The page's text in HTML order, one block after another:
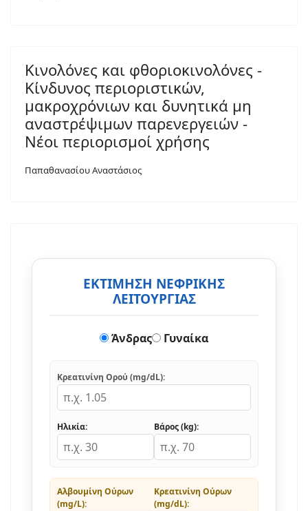
Κινολόνες και φθοριοκινολόνες -
Κίνδυνος περιοριστικών,
μακροχρόνιων και δυνητικά μη
αναστρέψιμων παρενεργειών -
Νέοι περιορισμοί χρήσης
Παπαθανασίου Αναστάσιος
ΕΚΤΙΜΗΣΗ ΝΕΦΡΙΚΗΣ
ΛΕΙΤΟΥΡΓΙΑΣ
Άνδρας Γυναίκα
Κρεατινίνη Ορού (mg/dL):
Ηλικία: Βάρος (kg):
Αλβουμίνη Ούρων
(mg/L):
Κρεατινίνη Ούρων
(mg/dL):